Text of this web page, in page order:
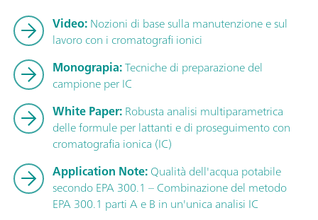
Video:Nozioni di base sulla manutenzione e sul
lavoro con i cromatografi ionici
Monograpia:Tecniche di preparazione del
campione per IC
White Paper:Robusta analisi multiparametrica
delle formule per lattanti e di proseguimento con
cromatografia ionica (IC)
Application Note:Qualità dell'acqua potabile
secondo EPA 300.1 – Combinazione del metodo
EPA 300.1 parti A e B in un'unica analisi IC